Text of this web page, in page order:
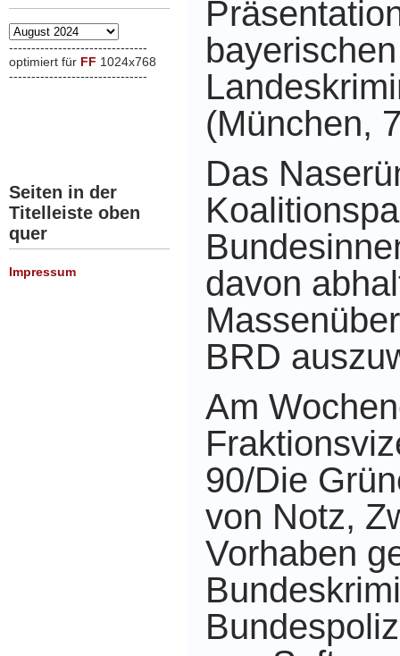
Archivauswahlbox
-------------------------------
optimiert für FF 1024x768
-------------------------------
Seiten in der
Titelleiste oben
quer
Impressum
bayerischen
(München,
Das
davon
BRD
Am
90/Die
von Notz,
Vorhaben